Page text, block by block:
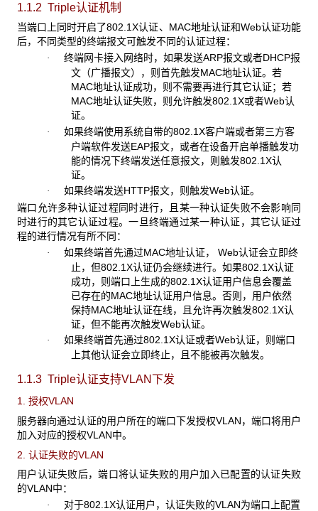
1.1.2 Triple认证机制
当端口上同时开启了802.1X认证、MAC地址认证和Web认证功能
后，不同类型的终端报文可触发不同的认证过程：
· 终端网卡接入网络时，如果发送ARP报文或者DHCP报
文（广播报文），则首先触发MAC地址认证。若
MAC地址认证成功，则不需要再进行其它认证；若
MAC地址认证失败，则允许触发802.1X或者Web认
证。
· 如果终端使用系统自带的802.1X客户端或者第三方客
户端软件发送EAP报文，或者在设备开启单播触发功
能的情况下终端发送任意报文，则触发802.1X认
证。
· 如果终端发送HTTP报文，则触发Web认证。
端口允许多种认证过程同时进行，且某一种认证失败不会影响同
时进行的其它认证过程。一旦终端通过某一种认证，其它认证过
程的进行情况有所不同：
· 如果终端首先通过MAC地址认证， Web认证会立即终
止，但802.1X认证仍会继续进行。如果802.1X认证
成功，则端口上生成的802.1X认证用户信息会覆盖
已存在的MAC地址认证用户信息。否则，用户依然
保持MAC地址认证在线，且允许再次触发802.1X认
证，但不能再次触发Web认证。
· 如果终端首先通过802.1X认证或者Web认证，则端口
上其他认证会立即终止，且不能被再次触发。
1.1.3 Triple认证支持VLAN下发
1. 授权VLAN
服务器向通过认证的用户所在的端口下发授权VLAN，端口将用户
加入对应的授权VLAN中。
2. 认证失败的VLAN
用户认证失败后，端口将认证失败的用户加入已配置的认证失败
的VLAN中：
· 对于802.1X认证用户，认证失败的VLAN为端口上配置